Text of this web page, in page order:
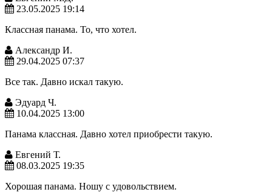
23.05.2025 19:14
Классная панама. То, что хотел.
Александр И.
29.04.2025 07:37
Все так. Давно искал такую.
Эдуард Ч.
10.04.2025 13:00
Панама классная. Давно хотел приобрести такую.
Евгений Т.
08.03.2025 19:35
Хорошая панама. Ношу с удовольствием.